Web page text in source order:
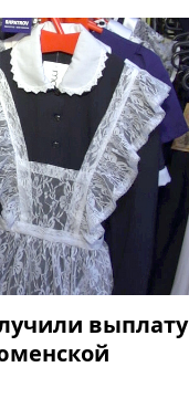
выплату